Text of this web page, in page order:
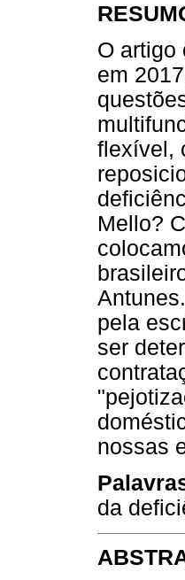
O artigo
em
flexível,
Mello?
pela
ser
nossas
da